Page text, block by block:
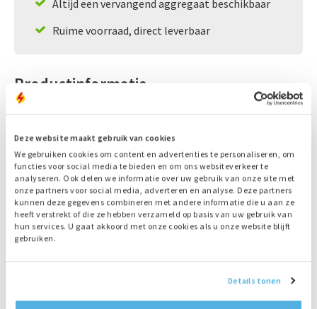
Deze website maakt gebruik van cookies
We gebruiken cookies om content en advertenties te personaliseren, om
functies voor social media te bieden en om ons websiteverkeer te
analyseren. Ook delen we informatie over uw gebruik van onze site met
onze partners voor social media, adverteren en analyse. Deze partners
kunnen deze gegevens combineren met andere informatie die u aan ze
heeft verstrekt of die ze hebben verzameld op basis van uw gebruik van
hun services. U gaat akkoord met onze cookies als u onze website blijft
gebruiken.
Details tonen
Altijd een vervangend aggregaat beschikbaar
Ruime voorraad, direct leverbaar
Productinformatie
Nummer
A3120
Model
Silent
Motor
FPT/Iveco
Type
F34.TEVP02
Generator
Stamford
Type
UCI224E
Emissie
Stage V
266x111x177 cm
Voltage
230/400 V